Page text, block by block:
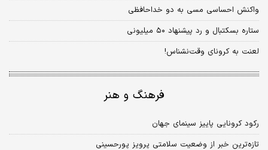
واکنش احساسی مسی به دو خداحافظی
ستاره بسکتبال و رد پیشنهاد ۵۰ میلیونی
لعنت به کرونای وقت‌نشناس!
فرهنگ و هنر
رکود کرونایی پاییز سینمای جهان
تازه‌ترین خبر از وضعیت سلامتی پرویز پورحسینی